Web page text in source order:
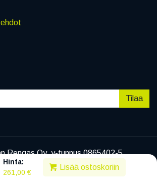
Hinta:
261,00 €
Lisää ostoskoriin
Tilaa
Rengas Oy, y-tunnus 0865402-5
|Tietosuojaseloste